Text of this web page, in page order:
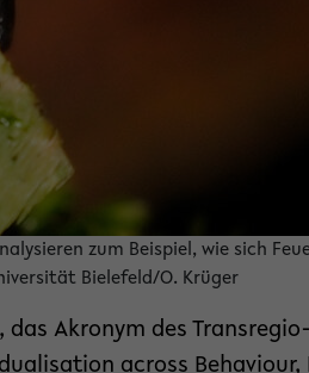
zum Beispiel, wie sich
Bielefeld/O. Krüger
das Akronym des
across